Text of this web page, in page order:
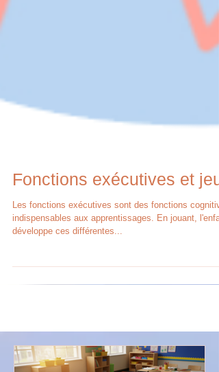
Fonctions exécutives et
développe ces différentes...